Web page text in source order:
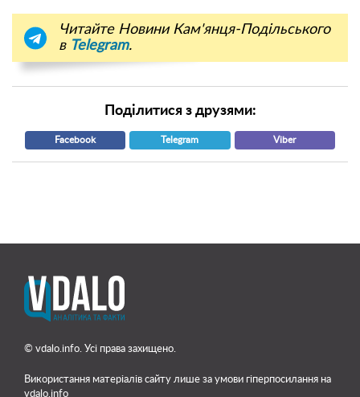
Читайте Новини Кам'янця-Подільського
в Telegram.
Поділитися з друзями:
Facebook Telegram Viber
© vdalo.info. Усі права захищено.
Використання матеріалів сайту лише за умови гіперпосилання на
vdalo.info